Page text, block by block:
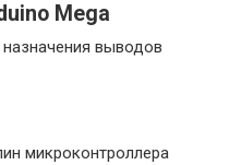
Mega
выводов
микроконтроллера